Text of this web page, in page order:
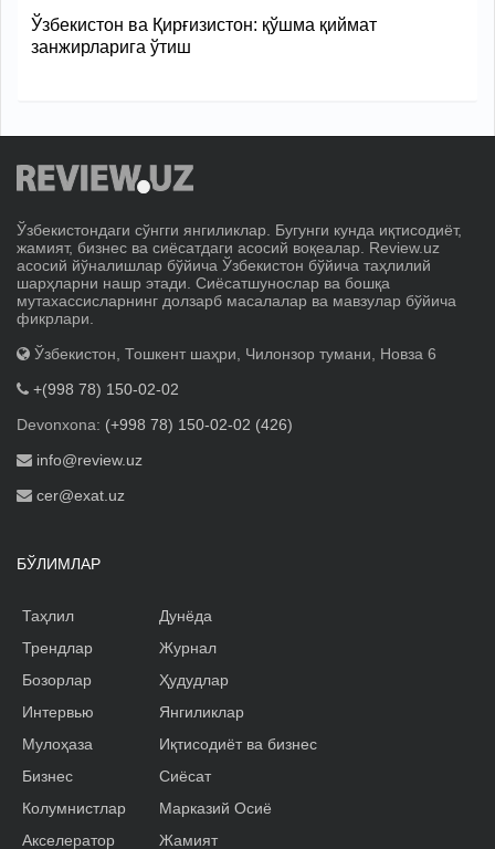
Ўзбекистон ва Қирғизистон: қўшма қиймат
занжирларига ўтиш
Ўзбекистондаги сўнгги янгиликлар. Бугунги кунда иқтисодиёт,
жамият, бизнес ва сиёсатдаги асосий воқеалар. Review.uz
асосий йўналишлар бўйича Ўзбекистон бўйича таҳлилий
шарҳларни нашр этади. Сиёсатшунослар ва бошқа
мутахассисларнинг долзарб масалалар ва мавзулар бўйича
фикрлари.
Ўзбекистон, Тошкент шаҳри, Чилонзор тумани, Новза 6
+(998 78) 150-02-02
Devonxona: (+998 78) 150-02-02 (426)
info@review.uz
cer@exat.uz
БЎЛИМЛАР
Таҳлил
Трендлар
Бозорлар
Интервью
Мулоҳаза
Бизнес
Колумнистлар
Акселератор
Дунёда
Журнал
Ҳудудлар
Янгиликлар
Иқтисодиёт ва бизнес
Сиёсат
Марказий Осиё
Жамият